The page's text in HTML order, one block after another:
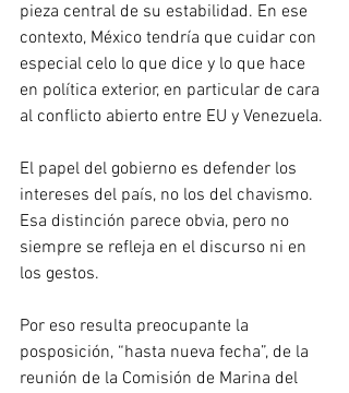
pieza central de su estabilidad. En ese
contexto, México tendría que cuidar con
especial celo lo que dice y lo que hace
en política exterior, en particular de cara
al conflicto abierto entre EU y Venezuela.
El papel del gobierno es defender los
intereses del país, no los del chavismo.
Esa distinción parece obvia, pero no
siempre se refleja en el discurso ni en
los gestos.
Por eso resulta preocupante la
posposición, “hasta nueva fecha”, de la
reunión de la Comisión de Marina del